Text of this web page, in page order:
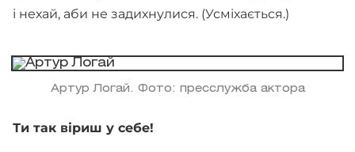
і нехай, аби не задихнулися. (Усміхається.)
Артур Логай. Фото: пресслужба актора
Ти так віриш у себе!